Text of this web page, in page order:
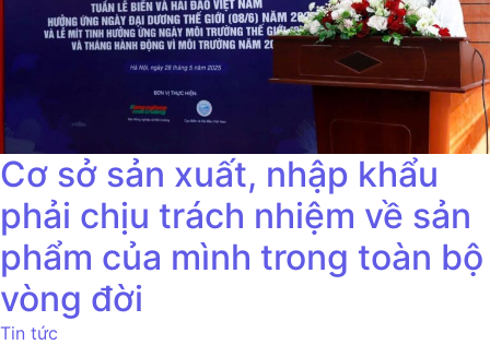
Cơ sở sản xuất, nhập khẩu
phải chịu trách nhiệm về sản
phẩm của mình trong toàn bộ
vòng đời
Tin tức